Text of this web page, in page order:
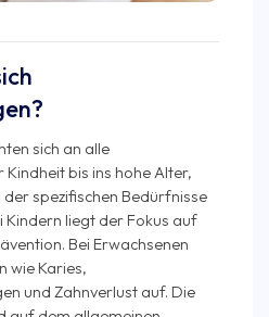
sich an alle
bis ins hohe Alter,
spezifischen Bedürfnisse
Kindern liegt der Fokus auf
Bei Erwachsenen
wie Karies,
und Zahnverlust auf. Die